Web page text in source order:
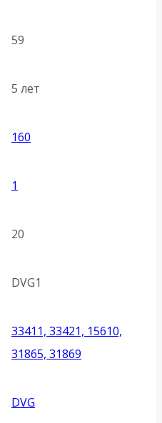
59
5 лет
160
1
20
DVG1
33411, 33421, 15610,
31865, 31869
DVG